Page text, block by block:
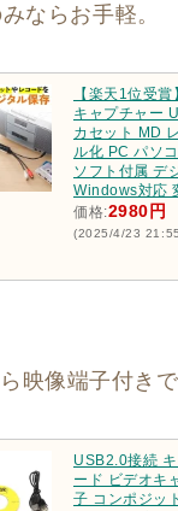
ならお手軽。
【楽天1位受
キャプチャー
カセット MD
ル化 PC パソ
ソフト付属 デ
Windows対応
価格:2980円
(2025/4/23
映像端子付きで
USB2.0接続
ード ビデオキ
子 コンポジッ